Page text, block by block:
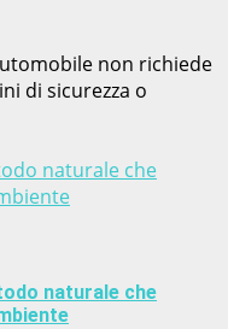
non richiede
di sicurezza o
naturale che
naturale che